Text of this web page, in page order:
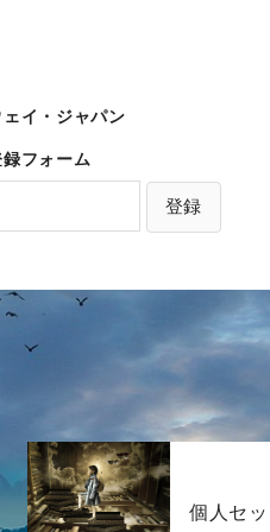
イ・ジャパン
録フォーム
個人セ